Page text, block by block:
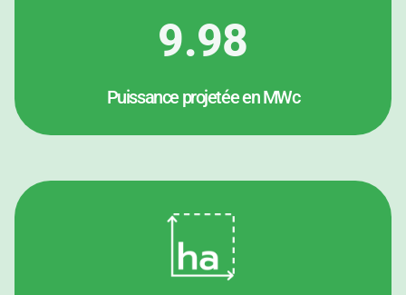
9.98
Puissance projetée en MWc